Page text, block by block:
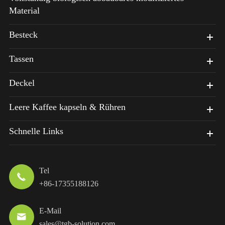
Material
Besteck
Tassen
Deckel
Leere Kaffee kapseln & Rühren
Schnelle Links

Tel
+86-17355188126

E-Mail